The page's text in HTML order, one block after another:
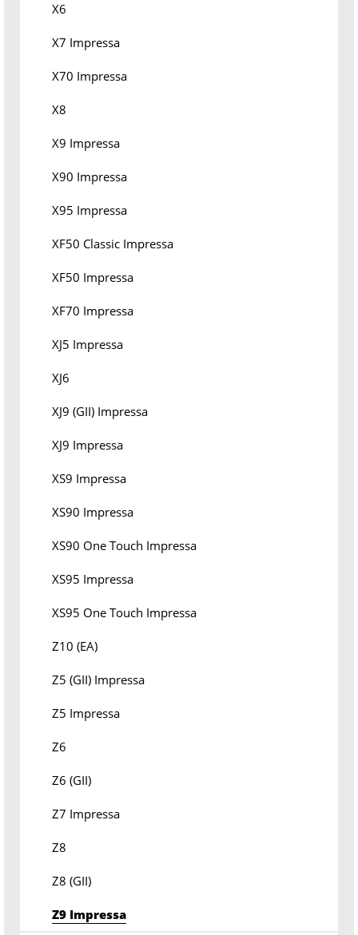
X6
X7 Impressa
X70 Impressa
X8
X9 Impressa
X90 Impressa
X95 Impressa
XF50 Classic Impressa
XF50 Impressa
XF70 Impressa
XJ5 Impressa
XJ6
XJ9 (GII) Impressa
XJ9 Impressa
XS9 Impressa
XS90 Impressa
XS90 One Touch Impressa
XS95 Impressa
XS95 One Touch Impressa
Z10 (EA)
Z5 (GII) Impressa
Z5 Impressa
Z6
Z6 (GII)
Z7 Impressa
Z8
Z8 (GII)
Z9 Impressa